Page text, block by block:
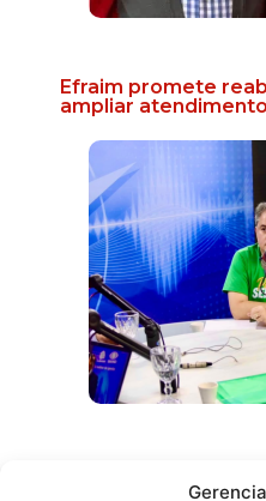
Efraim promete
ampliar
anuncia apoio a